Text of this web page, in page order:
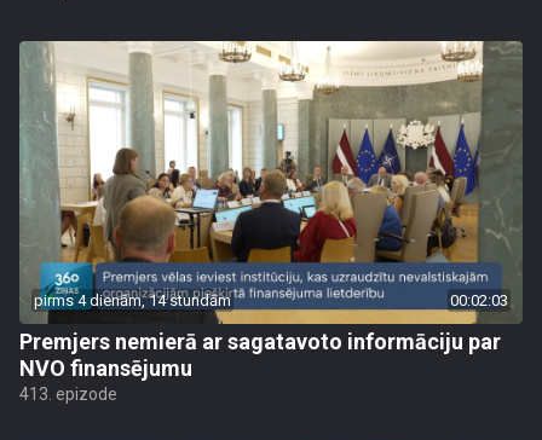
pirms 4 dienām, 14 stundām 00:02:03
Premjers nemierā ar sagatavoto informāciju par
NVO finansējumu
413. epizode